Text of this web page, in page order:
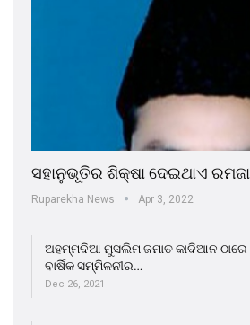
ସହାନୁଭୂତିର ଶିକ୍ଷା ଦେଇଥାଏ
Ruparekha News Apr 3, 2022
ଅହମ୍ମଦିଆ ମୁସଲିମ ଜମାତ କାଦିଆନ
ବାର୍ଷିକ ସମ୍ମିଳନୀର…
Dec 26, 2021